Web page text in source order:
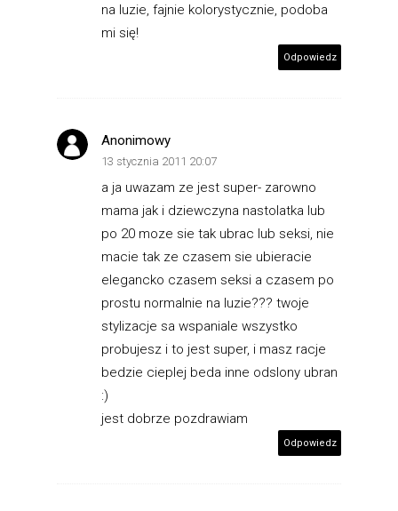
na luzie, fajnie kolorystycznie, podoba
mi się!
Odpowiedz
Anonimowy
13 stycznia 2011 20:07
a ja uwazam ze jest super- zarowno
mama jak i dziewczyna nastolatka lub
po 20 moze sie tak ubrac lub seksi, nie
macie tak ze czasem sie ubieracie
elegancko czasem seksi a czasem po
prostu normalnie na luzie??? twoje
stylizacje sa wspaniale wszystko
probujesz i to jest super, i masz racje
bedzie cieplej beda inne odslony ubran
:)
jest dobrze pozdrawiam
Odpowiedz